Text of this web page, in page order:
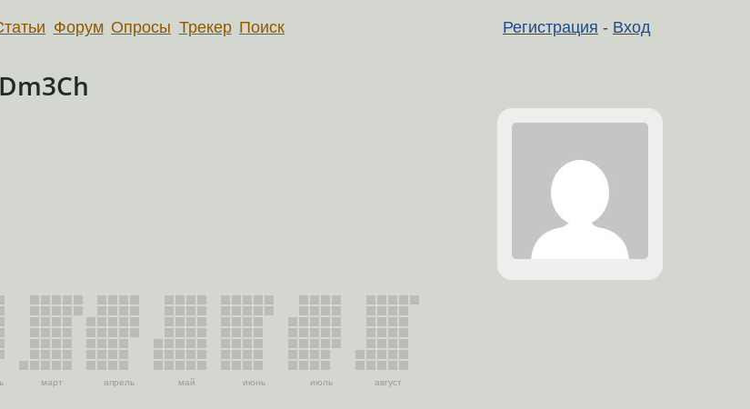
Регистрация - Вход
Форум Опросы Трекер Поиск
март апрель май июнь июль август